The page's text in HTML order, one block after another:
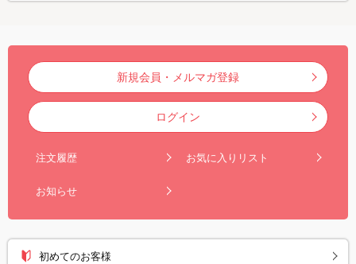
新規会員・メルマガ登録
ログイン
注文履歴 お気に入りリスト
お知らせ
初めてのお客様